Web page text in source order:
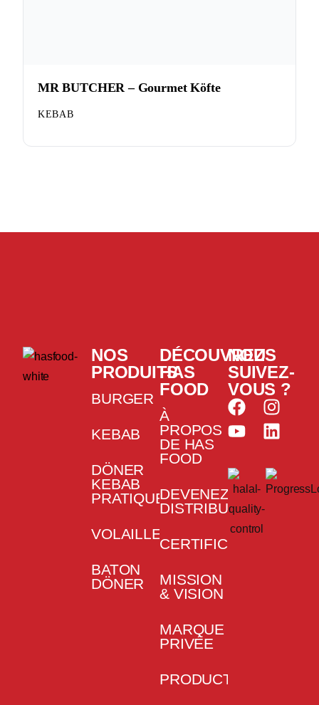
MR BUTCHER – Gourmet Köfte
KEBAB
NOS
PRODUITS
BURGER
KEBAB
DÖNER
KEBAB
PRATIQUE
VOLAILLE
BATON
DÖNER
DÉCOUVREZ
HAS
FOOD
À
PROPOS
DE HAS
FOOD
DEVENEZ
DISTRIBUTEUR
CERTIFICATS
MISSION
& VISION
MARQUE
PRIVÉE
PRODUCTION
NOUS
SUIVEZ-
VOUS ?